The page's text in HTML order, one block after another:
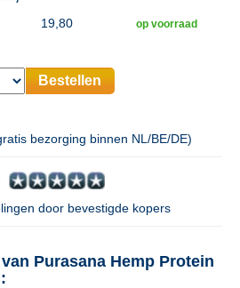
19,80 op voorraad
Bestellen
bezorging binnen NL/BE/DE)
door bevestigde kopers
Purasana Hemp Protein